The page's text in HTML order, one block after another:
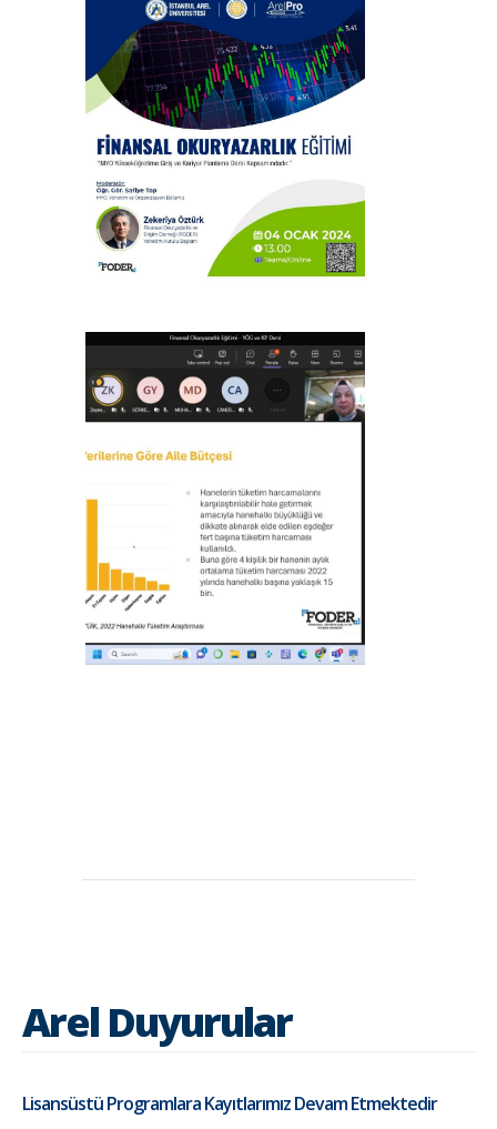
Arel Duyurular
Lisansüstü Programlara Kayıtlarımız Devam Etmektedir